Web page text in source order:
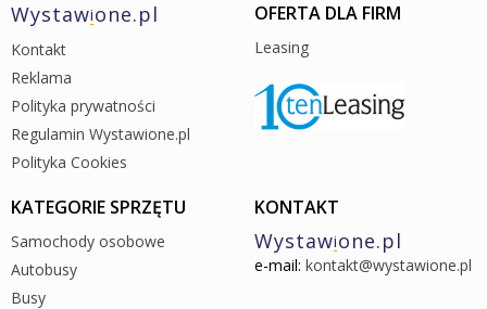
Wystawione.pl
Kontakt
Reklama
Polityka prywatności
Regulamin Wystawione.pl
Polityka Cookies
OFERTA DLA FIRM
Leasing
KATEGORIE SPRZĘTU
Samochody osobowe
Autobusy
Busy
KONTAKT
Wystawione.pl
e-mail: kontakt@wystawione.pl